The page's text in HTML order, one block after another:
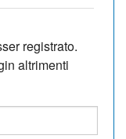
registrato.
altrimenti